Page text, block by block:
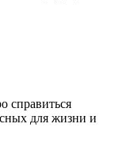
справиться
для жизни и